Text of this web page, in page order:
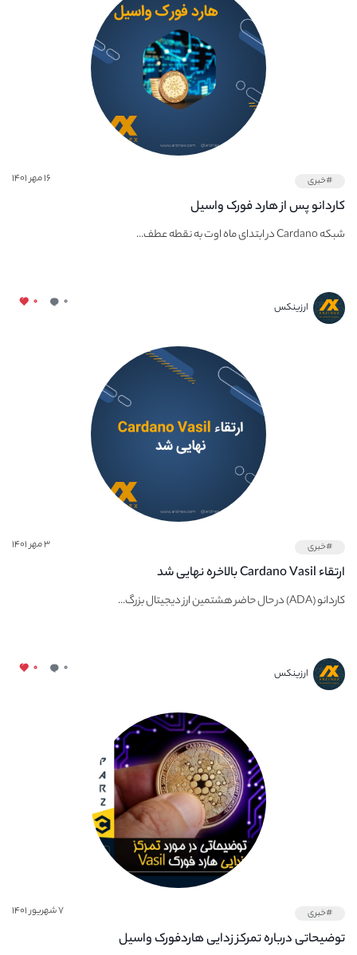
#خبری ۱۶ مهر ۱۴۰۱
کاردانو پس از هارد فورک واسیل
شبکه Cardano در ابتدای ماه اوت به نقطه عطف...
ارزینکس ۰ ۰
#خبری ۳ مهر ۱۴۰۱
ارتقاء Cardano Vasil بالاخره نهایی شد
کاردانو (ADA) در حال حاضر هشتمین ارز دیجیتال بزرگ...
ارزینکس ۰ ۰
#خبری ۷ شهریور ۱۴۰۱
توضیحاتی درباره تمرکز زدایی هاردفورک واسیل